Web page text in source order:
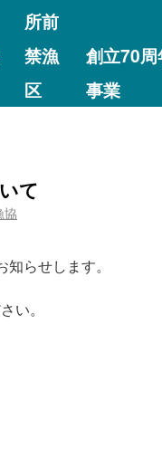
所前
禁漁
区
創立70
事業
て
協
らせします。
い。